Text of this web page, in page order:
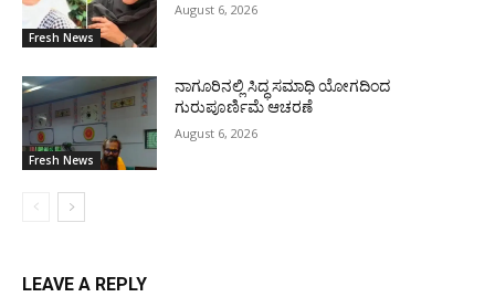
Fresh News
August 6, 2026
Fresh News
ನಾಗೂರಿನಲ್ಲಿ ಸಿದ್ಧ ಸಮಾಧಿ ಯೋಗದಿಂದ
ಗುರುಪೂರ್ಣಿಮೆ ಆಚರಣೆ
August 6, 2026
LEAVE A REPLY